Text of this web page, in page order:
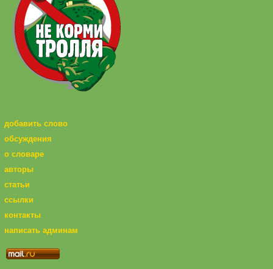
добавить слово
обсуждения
о словаре
авторы
статьи
ссылки
контакты
написать админам